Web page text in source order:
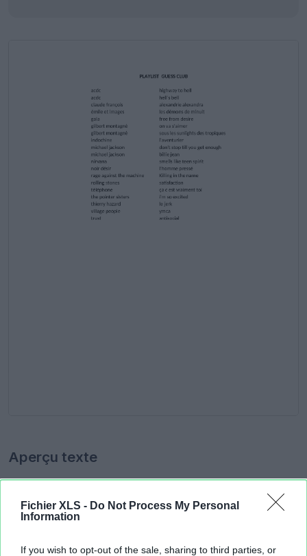
Fichier XLS - Do Not Process My Personal
Information
If you wish to opt-out of the sale, sharing to third parties, or
Aperçu texte